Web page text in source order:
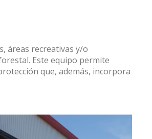
áreas recreativas y/o
Este equipo permite
que, además, incorpora